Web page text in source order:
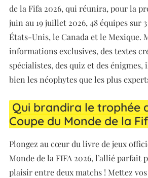
de la Fifa 2026, qui réunira, pour la
juin au 19 juillet 2026, 48 équipes sur
États-Unis, le Canada et le Mexique.
informations exclusives, des textes
spécialistes, des quiz et des énigmes,
bien les néophytes que les plus
Qui brandira le trophée
Coupe du Monde de la
Plongez au cœur du livre de jeux
Monde de la FIFA 2026, l’allié parfait
plaisir entre deux matchs ! Mettez vos